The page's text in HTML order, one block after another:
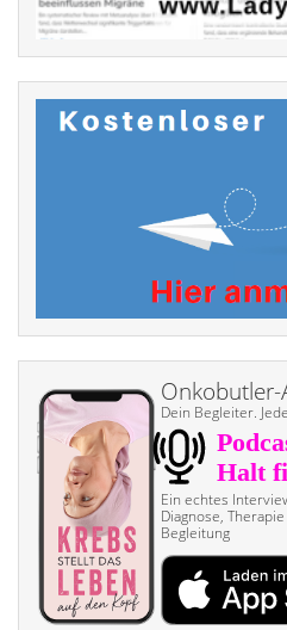
Onkobutler-
Dein Begleiter.
Ein echtes
Diagnose,
Begleitung